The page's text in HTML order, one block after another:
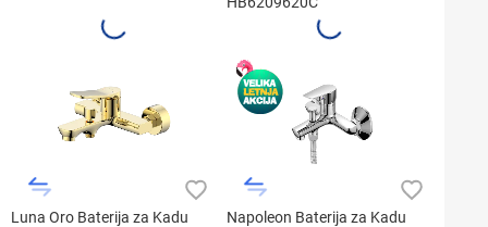
Luna Oro Baterija za Kadu
Napoleon Baterija za Kadu